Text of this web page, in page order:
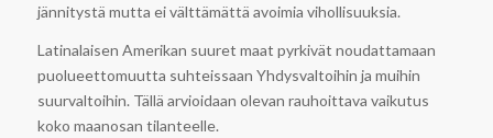
jännitystä mutta ei välttämättä avoimia vihollisuuksia.
Latinalaisen Amerikan suuret maat pyrkivät noudattamaan
puolueettomuutta suhteissaan Yhdysvaltoihin ja muihin
suurvaltoihin. Tällä arvioidaan olevan rauhoittava vaikutus
koko maanosan tilanteelle.